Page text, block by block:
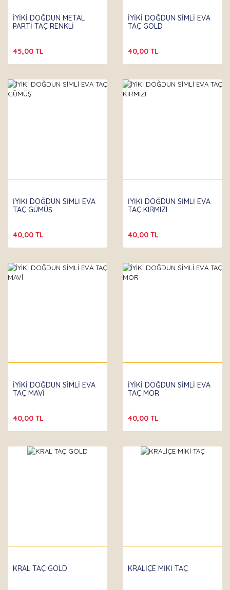
İYİKİ DOĞDUN METAL
PARTİ TAÇ RENKLİ
45,00 TL
İYİKİ DOĞDUN SİMLİ EVA
TAÇ GOLD
40,00 TL
İYİKİ DOĞDUN SİMLİ EVA
TAÇ GÜMÜŞ
40,00 TL
İYİKİ DOĞDUN SİMLİ EVA
TAÇ KIRMIZI
40,00 TL
İYİKİ DOĞDUN SİMLİ EVA
TAÇ MAVİ
40,00 TL
İYİKİ DOĞDUN SİMLİ EVA
TAÇ MOR
40,00 TL
KRAL TAÇ GOLD KRALİÇE MİKİ TAÇ